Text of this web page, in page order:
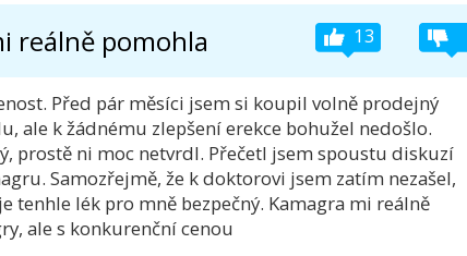
reálně pomohla 13
Před pár měsíci jsem si koupil volně prodejný
ale k žádnému zlepšení erekce bohužel nedošlo.
prostě ni moc netvrdl. Přečetl jsem spoustu diskuzí
Samozřejmě, že k doktorovi jsem zatím nezašel,
tenhle lék pro mně bezpečný. Kamagra mi reálně
ale s konkurenční cenou